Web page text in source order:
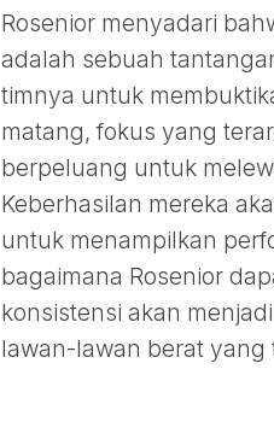
Rosenior menyadari
adalah sebuah
timnya untuk
matang, fokus yang
berpeluang untuk
Keberhasilan mereka
untuk menampilkan
bagaimana Rosenior
konsistensi akan
lawan-lawan berat yang